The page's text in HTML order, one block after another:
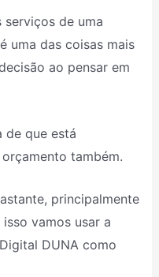
serviços de uma
uma das coisas mais
ao pensar em
de que está
também.
principalmente
vamos usar a
DUNA como